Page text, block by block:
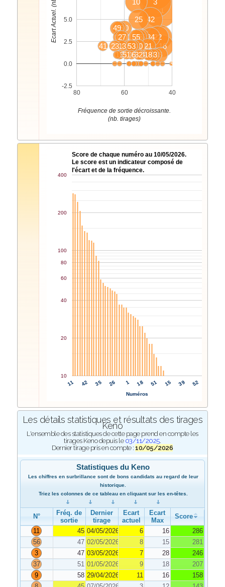
11
8
42
16
22
25
34
35
36
6
21
30
55
26
49
12
27
33
40
1
2
4
43
53
13
18
23
24
32
41
14
19 46
51
5
7
80 60 40
-2.5
0.0
2.5
5.0
Fréquence de sortie décroissante.
(nb. tirages)
Score de chaque numéro au 10/05/2026.
Le score est un indicateur composé de
l'écart et de la fréquence.
11 42 35 26 1 18 51 15 39 52
10
20
40
60
80
100
200
400
Numéros
Les détails statistiques et résultats des tirages
Keno
L'ensemble des statistiques de cette page prend en compte les
tirages Keno depuis le 03/11/2025.
Dernier tirage pris en compte :10/05/2026
Statistiques du Keno
Les chiffres en surbrillance sont de bons candidats au regard de leur
historique.
Triez les colonnes de ce tableau en cliquant sur les en-têtes.
N°
Fréq. de
sortie
Dernier
tirage
Ecart
actuel
Ecart
Max
Score
11
45 04/05/2026 6 16
286
56
47 02/05/2026 8 15
281
3
47 03/05/2026 7 28
246
37
51 01/05/2026 9 18
207
9
58 29/04/2026 11 16
158